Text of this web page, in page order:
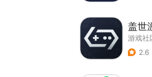
盖世
游戏社
2.6